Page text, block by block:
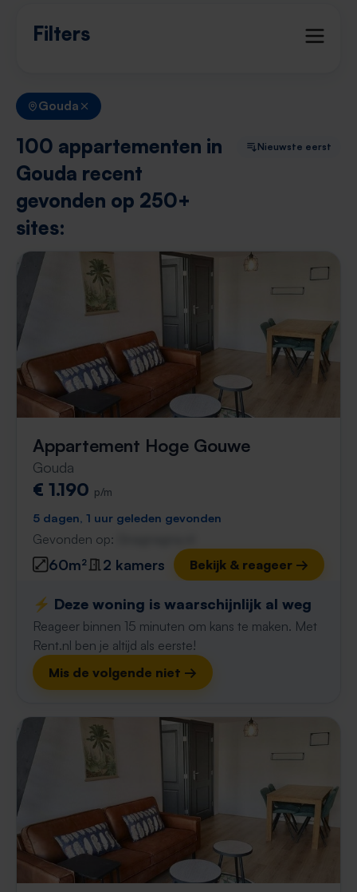
Filters
Gouda
100 appartementen in
Gouda recent
gevonden op 250+
sites:
Nieuwste eerst
Appartement Hoge Gouwe
Gouda
€ 1.190 p/m
5 dagen, 1 uur geleden gevonden
Gevonden op:
60m² 2 kamers Bekijk & reageer →
⚡️ Deze woning is waarschijnlijk al weg
Reageer binnen 15 minuten om kans te maken. Met
Rent.nl ben je altijd als eerste!
Mis de volgende niet →